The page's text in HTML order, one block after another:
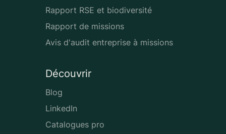
Rapport RSE et biodiversité
Rapport de missions
Avis d'audit entreprise à missions
Découvrir
Blog
LinkedIn
Catalogues pro